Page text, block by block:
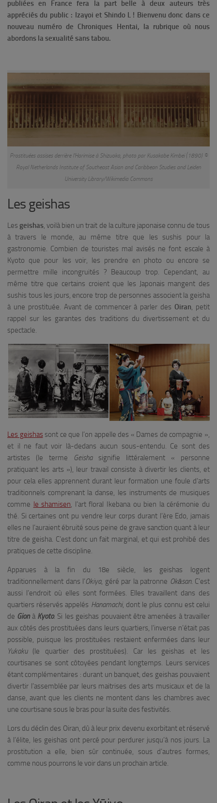
publiées en France fera la part belle à deux auteurs très
appréciés du public : Izayoi et Shindo L ! Bienvenu donc dans ce
nouveau numéro de Chroniques Hentai, la rubrique où nous
abordons la sexualité sans tabou.
Prostituées assises derrière l’Harimise à Shizuoka, photo par Kusakabe Kimbei (1890) ©
Royal Netherlands Institute of Southeast Asian and Caribbean Studies and Leiden
University Library/Wikimedia Commons
Les geishas
Les geishas, voilà bien un trait de la culture japonaise connu de tous
à travers le monde, au même titre que les sushis pour la
gastronomie. Combien de touristes mal avisés ne font escale à
Kyoto que pour les voir, les prendre en photo ou encore se
permettre mille incongruités ? Beaucoup trop. Cependant, au
même titre que certains croient que les Japonais mangent des
sushis tous les jours, encore trop de personnes associent la geisha
à une prostituée. Avant de commencer à parler des Oiran, petit
rappel sur les garantes des traditions du divertissement et du
spectacle.
Les geishassont ce que l’on appelle des « Dames de compagnie »,
et il ne faut voir là-dedans aucun sous-entendu. Ce sont des
artistes (le terme
Geishasignifie littéralement « personne
pratiquant les arts »), leur travail consiste à divertir les clients, et
pour cela elles apprennent durant leur formation une foule d’arts
traditionnels comprenant la danse, les instruments de musiques
comme
le shamisen, l’art floral Ikebana ou bien la cérémonie du
thé. Si certaines ont pu vendre leur corps durant l’ère Edo, jamais
elles ne l’auraient ébruité sous peine de grave sanction quant à leur
titre de geisha. C’est donc un fait marginal, et qui est prohibé des
pratiques de cette discipline.
Apparues à la fin du 18e siècle, les geishas logent
traditionnellement dans l’Okiya, géré par la patronne Okāsan. C’est
aussi l’endroit où elles sont formées. Elles travaillent dans des
quartiers réservés appelés Hanamachi, dont le plus connu est celui
de Gion à Kyoto. Si les geishas pouvaient être amenées à travailler
aux côtés des prostituées dans leurs quartiers, l’inverse n’était pas
possible, puisque les prostituées restaient enfermées dans leur
Yukaku(le quartier des prostituées). Car les geishas et les
courtisanes se sont côtoyées pendant longtemps. Leurs services
étant complémentaires : durant un banquet, des geishas pouvaient
divertir l’assemblée par leurs maitrises des arts musicaux et de la
danse, avant que les clients ne montent dans les chambres avec
une courtisane sous le bras pour la suite des festivités.
Lors du déclin des Oiran, dû à leur prix devenu exorbitant et réservé
à l’élite, les geishas ont percé pour perdurer jusqu’à nos jours. La
prostitution a elle, bien sûr continuée, sous d’autres formes,
comme nous pourrons le voir dans un prochain article.